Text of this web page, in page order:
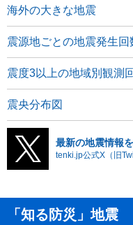
海外の大きな地震
震源地ごとの地震発生回
震度3以上の地域別観測
震央分布図
最新の地震情報
tenki.jp公式X（旧
「知る防災」地震